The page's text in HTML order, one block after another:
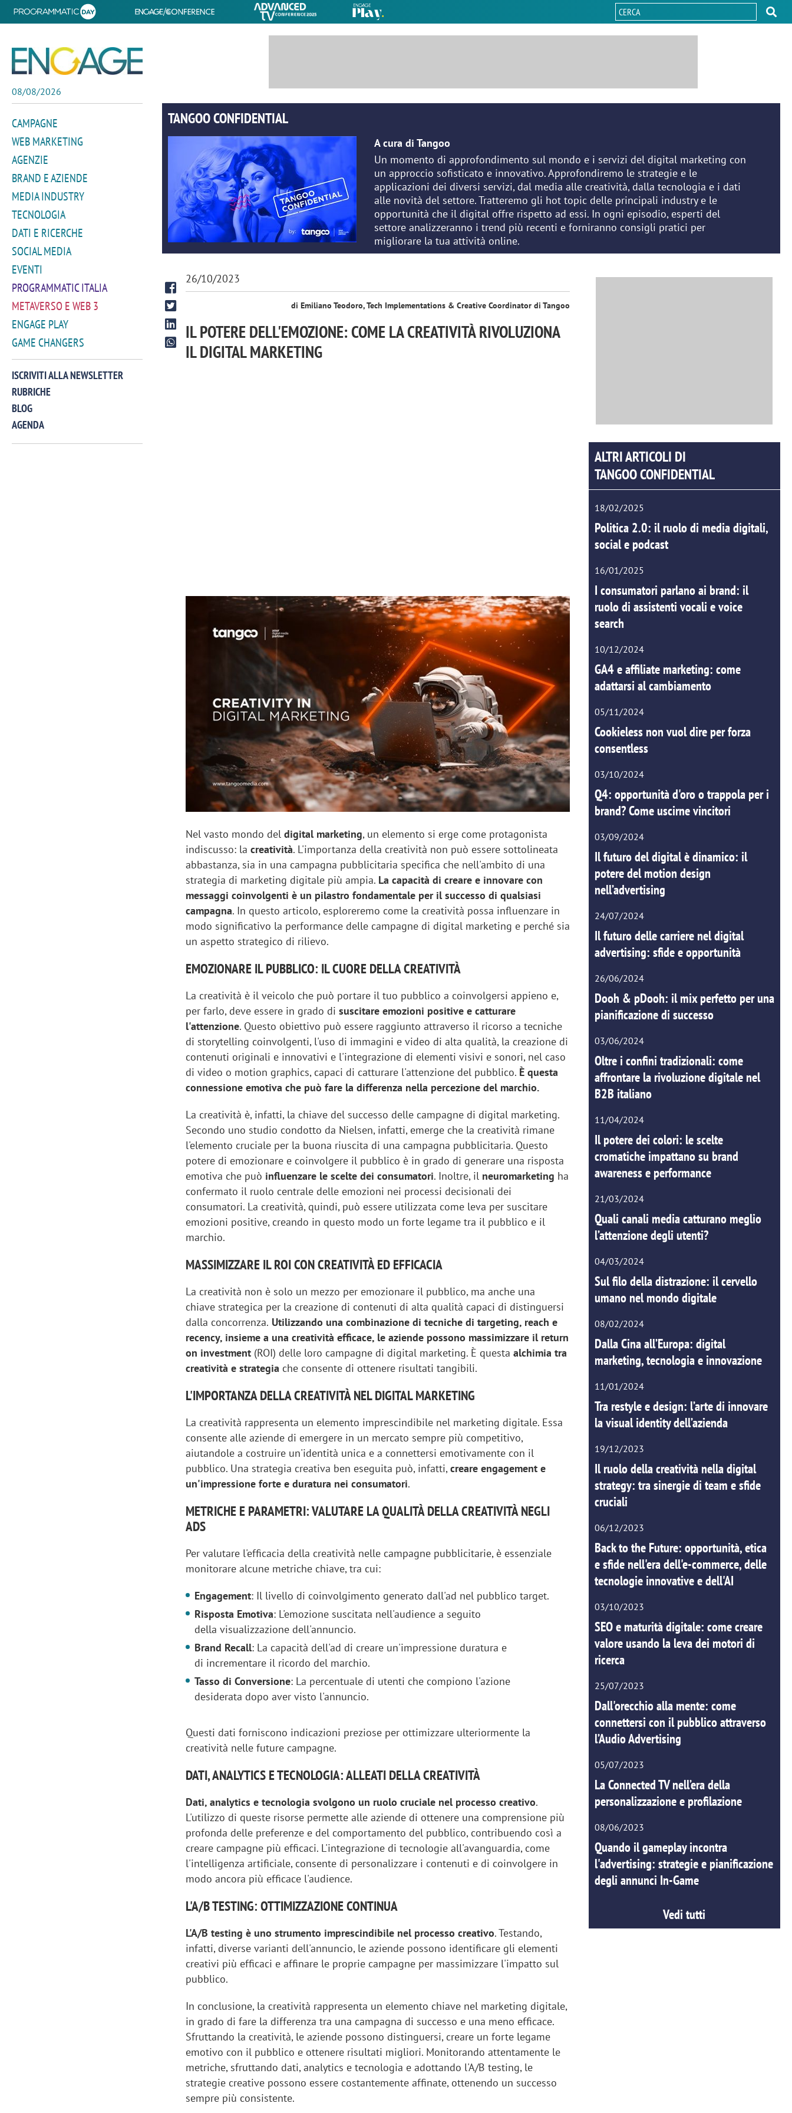
08/08/2026
CAMPAGNE
WEB MARKETING
AGENZIE
BRAND E AZIENDE
MEDIA INDUSTRY
TECNOLOGIA
DATI E RICERCHE
SOCIAL MEDIA
EVENTI
PROGRAMMATIC ITALIA
METAVERSO E WEB 3
ENGAGE PLAY
GAME CHANGERS
ISCRIVITI ALLA NEWSLETTER
RUBRICHE
BLOG
AGENDA
TANGOO CONFIDENTIAL
A cura di Tangoo
Un momento di approfondimento sul mondo e i servizi del digital marketing con
un approccio sofisticato e innovativo. Approfondiremo le strategie e le
applicazioni dei diversi servizi, dal media alle creatività, dalla tecnologia e i dati
alle novità del settore. Tratteremo gli hot topic delle principali industry e le
opportunità che il digital offre rispetto ad essi. In ogni episodio, esperti del
settore analizzeranno i trend più recenti e forniranno consigli pratici per
migliorare la tua attività online.
26/10/2023
di Emiliano Teodoro, Tech Implementations & Creative Coordinator di Tangoo
IL POTERE DELL'EMOZIONE: COME LA CREATIVITÀ RIVOLUZIONA
IL DIGITAL MARKETING
Nel vasto mondo deldigital marketing, un elemento si erge come protagonista
indiscusso: lacreatività. L'importanza della creatività non può essere sottolineata
abbastanza, sia in una campagna pubblicitaria specifica che nell'ambito di una
strategia di marketing digitale più ampia. La capacità di creare e innovare con
messaggi coinvolgenti è un pilastro fondamentale per il successo di qualsiasi
campagna. In questo articolo, esploreremo come la creatività possa influenzare in
modo significativo la performance delle campagne di digital marketing e perché sia
un aspetto strategico di rilievo.
EMOZIONARE IL PUBBLICO: IL CUORE DELLA CREATIVITÀ
La creatività è il veicolo che può portare il tuo pubblico a coinvolgersi appieno e,
per farlo, deve essere in grado di suscitare emozioni positive e catturare
l'attenzione. Questo obiettivo può essere raggiunto attraverso il ricorso a tecniche
di storytelling coinvolgenti, l'uso di immagini e video di alta qualità, la creazione di
contenuti originali e innovativi e l'integrazione di elementi visivi e sonori, nel caso
di video o motion graphics, capaci di catturare l'attenzione del pubblico. È questa
connessione emotiva che può fare la differenza nella percezione del marchio.
La creatività è, infatti, la chiave del successo delle campagne di digital marketing.
Secondo uno studio condotto da Nielsen, infatti, emerge che la creatività rimane
l'elemento cruciale per la buona riuscita di una campagna pubblicitaria. Questo
potere di emozionare e coinvolgere il pubblico è in grado di generare una risposta
emotiva che può influenzare le scelte dei consumatori. Inoltre, il neuromarketing ha
confermato il ruolo centrale delle emozioni nei processi decisionali dei
consumatori. La creatività, quindi, può essere utilizzata come leva per suscitare
emozioni positive, creando in questo modo un forte legame tra il pubblico e il
marchio.
MASSIMIZZARE IL ROI CON CREATIVITÀ ED EFFICACIA
La creatività non è solo un mezzo per emozionare il pubblico, ma anche una
chiave strategica per la creazione di contenuti di alta qualità capaci di distinguersi
dalla concorrenza. Utilizzando una combinazione di tecniche di targeting, reach e
recency, insieme a una creatività efficace, le aziende possono massimizzare il return
on investment (ROI) delle loro campagne di digital marketing. È questa alchimia tra
creatività e strategia che consente di ottenere risultati tangibili.
L'IMPORTANZA DELLA CREATIVITÀ NEL DIGITAL MARKETING
La creatività rappresenta un elemento imprescindibile nel marketing digitale. Essa
consente alle aziende di emergere in un mercato sempre più competitivo,
aiutandole a costruire un'identità unica e a connettersi emotivamente con il
pubblico. Una strategia creativa ben eseguita può, infatti,creare engagement e
un'impressione forte e duratura nei consumatori.
METRICHE E PARAMETRI: VALUTARE LA QUALITÀ DELLA CREATIVITÀ NEGLI
ADS
Per valutare l'efficacia della creatività nelle campagne pubblicitarie, è essenziale
monitorare alcune metriche chiave, tra cui:
Engagement: Il livello di coinvolgimento generato dall'ad nel pubblico target.
Risposta Emotiva: L'emozione suscitata nell'audience a seguito
della visualizzazione dell'annuncio.
Brand Recall: La capacità dell'ad di creare un'impressione duratura e
di incrementare il ricordo del marchio.
Tasso di Conversione: La percentuale di utenti che compiono l'azione
desiderata dopo aver visto l'annuncio.
Questi dati forniscono indicazioni preziose per ottimizzare ulteriormente la
creatività nelle future campagne.
DATI, ANALYTICS E TECNOLOGIA: ALLEATI DELLA CREATIVITÀ
Dati, analytics e tecnologia svolgono un ruolo cruciale nel processo creativo.
L'utilizzo di queste risorse permette alle aziende di ottenere una comprensione più
profonda delle preferenze e del comportamento del pubblico, contribuendo così a
creare campagne più efficaci. L'integrazione di tecnologie all'avanguardia, come
l'intelligenza artificiale, consente di personalizzare i contenuti e di coinvolgere in
modo ancora più efficace l'audience.
L'A/B TESTING: OTTIMIZZAZIONE CONTINUA
L'A/B testing è uno strumento imprescindibile nel processo creativo. Testando,
infatti, diverse varianti dell'annuncio, le aziende possono identificare gli elementi
creativi più efficaci e affinare le proprie campagne per massimizzare l'impatto sul
pubblico.
In conclusione, la creatività rappresenta un elemento chiave nel marketing digitale,
in grado di fare la differenza tra una campagna di successo e una meno efficace.
Sfruttando la creatività, le aziende possono distinguersi, creare un forte legame
emotivo con il pubblico e ottenere risultati migliori. Monitorando attentamente le
metriche, sfruttando dati, analytics e tecnologia e adottando l'A/B testing, le
strategie creative possono essere costantemente affinate, ottenendo un successo
sempre più consistente.
ALTRI ARTICOLI DI
TANGOO CONFIDENTIAL
18/02/2025
Politica 2.0: il ruolo di media digitali,
social e podcast
16/01/2025
I consumatori parlano ai brand: il
ruolo di assistenti vocali e voice
search
10/12/2024
GA4 e affiliate marketing: come
adattarsi al cambiamento
05/11/2024
Cookieless non vuol dire per forza
consentless
03/10/2024
Q4: opportunità d'oro o trappola per i
brand? Come uscirne vincitori
03/09/2024
Il futuro del digital è dinamico: il
potere del motion design
nell’advertising
24/07/2024
Il futuro delle carriere nel digital
advertising: sfide e opportunità
26/06/2024
Dooh & pDooh: il mix perfetto per una
pianificazione di successo
03/06/2024
Oltre i confini tradizionali: come
affrontare la rivoluzione digitale nel
B2B italiano
11/04/2024
Il potere dei colori: le scelte
cromatiche impattano su brand
awareness e performance
21/03/2024
Quali canali media catturano meglio
l’attenzione degli utenti?
04/03/2024
Sul filo della distrazione: il cervello
umano nel mondo digitale
08/02/2024
Dalla Cina all’Europa: digital
marketing, tecnologia e innovazione
11/01/2024
Tra restyle e design: l’arte di innovare
la visual identity dell’azienda
19/12/2023
Il ruolo della creatività nella digital
strategy: tra sinergie di team e sfide
cruciali
06/12/2023
Back to the Future: opportunità, etica
e sfide nell'era dell'e-commerce, delle
tecnologie innovative e dell'AI
03/10/2023
SEO e maturità digitale: come creare
valore usando la leva dei motori di
ricerca
25/07/2023
Dall'orecchio alla mente: come
connettersi con il pubblico attraverso
l’Audio Advertising
05/07/2023
La Connected TV nell’era della
personalizzazione e profilazione
08/06/2023
Quando il gameplay incontra
l'advertising: strategie e pianificazione
degli annunci In-Game
Vedi tutti